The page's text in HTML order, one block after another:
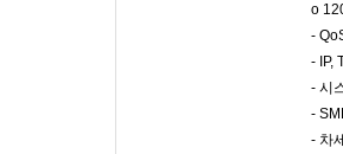
o
-
- IP,
- 시
-
- 차